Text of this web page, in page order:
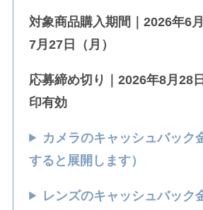
対象商品購入期間｜2026年6
7月27日（月）
応募締め切り｜2026年8月28
印有効
カメラのキャッシュバック
すると展開します）
レンズのキャッシュバック